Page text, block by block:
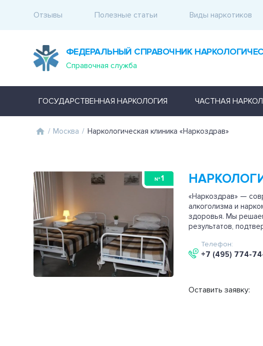
Отзывы Полезные статьи Виды наркотиков
ФЕДЕРАЛЬНЫЙ СПРАВОЧНИК
Справочная служба
ГОСУДАРСТВЕННАЯ НАРКОЛОГИЯ ЧАСТНАЯ
/ Москва / Наркологическая клиника «Наркоздрав»
№ 1
«Наркоздрав» —
алкоголизма и
здоровья. Мы
результатов,
Телефон:
+7 (495) 774-
Оставить заявку: